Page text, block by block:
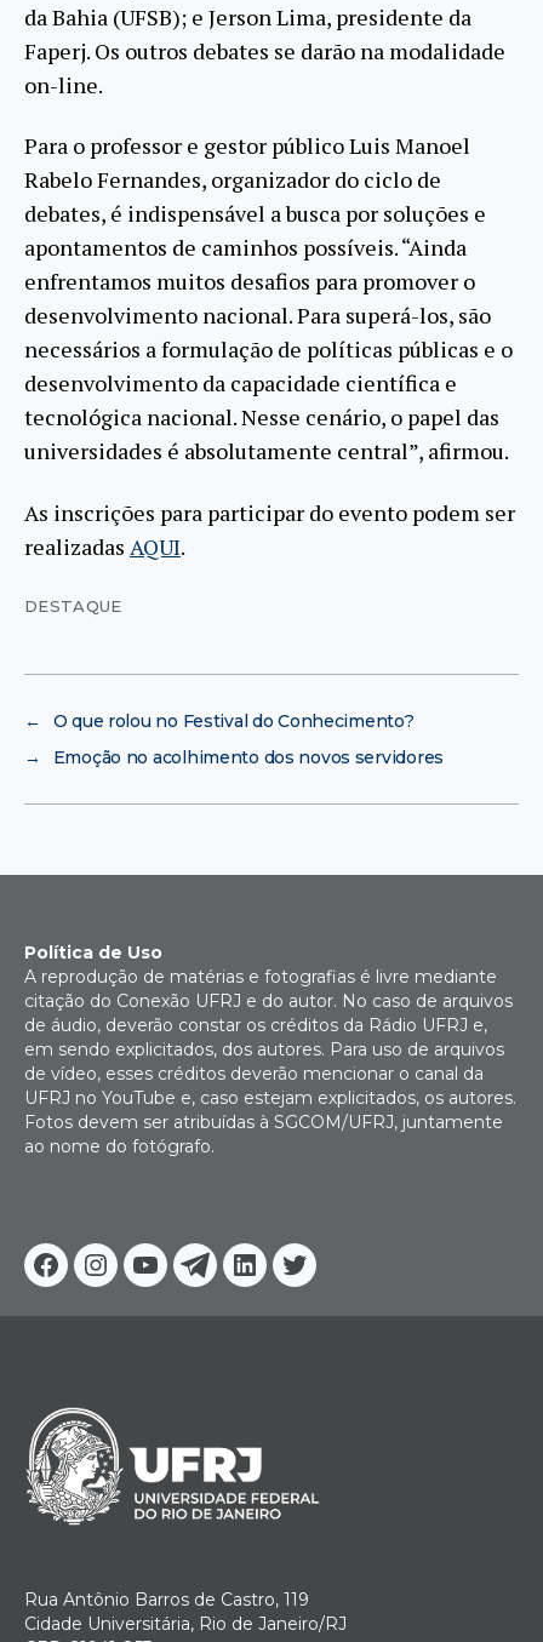
da Bahia (UFSB); e Jerson Lima, presidente da
Faperj. Os outros debates se darão na modalidade
on-line.
Para o professor e gestor público Luis Manoel
Rabelo Fernandes, organizador do ciclo de
debates, é indispensável a busca por soluções e
apontamentos de caminhos possíveis. “Ainda
enfrentamos muitos desafios para promover o
desenvolvimento nacional. Para superá-los, são
necessários a formulação de políticas públicas e o
desenvolvimento da capacidade científica e
tecnológica nacional. Nesse cenário, o papel das
universidades é absolutamente central”, afirmou.
As inscrições para participar do evento podem ser
realizadas AQUI.
DESTAQUE
←
O que rolou no Festival do Conhecimento?
→
Emoção no acolhimento dos novos servidores
Facebook
Instagram
YoutubeTelegram
Linkedin
Twitter
Política de Uso
A reprodução de matérias e fotografias é livre mediante
citação do Conexão UFRJ e do autor. No caso de arquivos
de áudio, deverão constar os créditos da Rádio UFRJ e,
em sendo explicitados, dos autores. Para uso de arquivos
de vídeo, esses créditos deverão mencionar o canal da
UFRJ no YouTube e, caso estejam explicitados, os autores.
Fotos devem ser atribuídas à SGCOM/UFRJ, juntamente
ao nome do fotógrafo.
Rua Antônio Barros de Castro, 119
Cidade Universitária, Rio de Janeiro/RJ